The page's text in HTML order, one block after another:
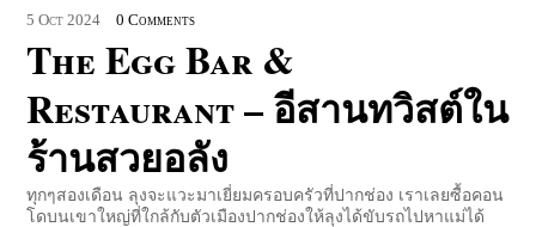
5 Oct 2024 0 Comments
The Egg Bar &
Restaurant – อีสานทวิสต์ใน
ร้านสวยอลัง
ทุกๆสองเดือน ลุงจะแวะมาเยี่ยมครอบครัวที่ปากช่อง เราเลยซื้อคอน
โดบนเขาใหญ่ที่ใกล้กับตัวเมืองปากช่องให้ลุงได้ขับรถไปหาแม่ได้